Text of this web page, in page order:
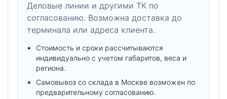
Деловые линии и другими ТК по
согласованию. Возможна доставка до
терминала или адреса клиента.
Стоимость и сроки рассчитываются
индивидуально с учетом габаритов, веса и
региона.
Самовывоз со склада в Москве возможен по
предварительному согласованию.